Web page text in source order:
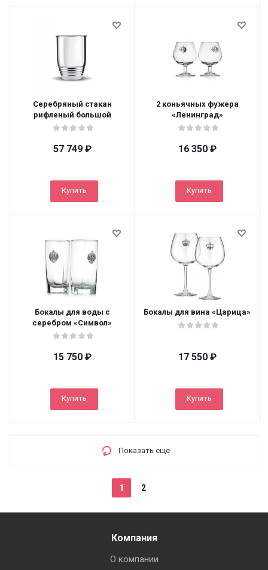
Серебряный стакан
рифленый большой
57 749₽
Купить
2 коньячных фужера
«Ленинград»
16 350₽
Купить
Бокалы для воды с
серебром «Символ»
15 750₽
Купить
Бокалы для вина «Царица»
17 550₽
Купить
Показать еще
1 2
Компания
О компании